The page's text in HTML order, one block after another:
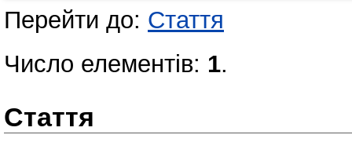
Перейти до: Стаття
Число елементів: 1.
Стаття